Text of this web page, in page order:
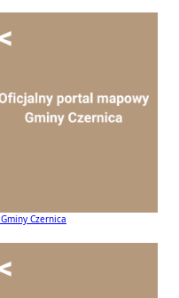
Czernica